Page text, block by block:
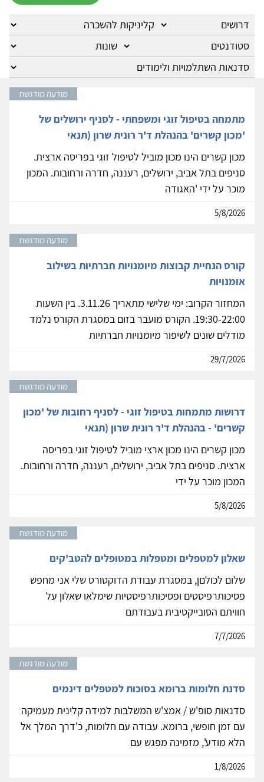
מודעה מודגשת
מתמחה בטיפול זוגי ומשפחתי - לסניף ירושלים של
'מכון קשרים' בהנהלת ד'ר רונית שרון (תנאי
מכון קשרים הינו מכון מוביל לטיפול זוגי בפריסה ארצית.
סניפים בתל אביב, ירושלים, רעננה, חדרה ורחובות. המכון
מוכר על ידי 'האגודה
5/8/2026
מודעה מודגשת
קורס הנחיית קבוצות מיומנויות חברתיות בשילוב
אומנויות
המחזור הקרוב: ימי שלישי מתאריך 3.11.26. בין השעות
19:30-22:00. הקורס מועבר בזום במסגרת הקורס נלמד
מודלים שונים לשיפור מיומנויות חברתיות
29/7/2026
מודעה מודגשת
דרושות מתמחות בטיפול זוגי - לסניף רחובות של 'מכון
קשרים' - בהנהלת ד'ר רונית שרון (תנאי
מכון קשרים הינו מכון ארצי מוביל לטיפול זוגי בפריסה
ארצית. סניפים בתל אביב, ירושלים, רעננה, חדרה ורחובות.
המכון מוכר על ידי
5/8/2026
מודעה מודגשת
שאלון למטפלים ומטפלות במטופלים להטב'קים
שלום לכולםן, במסגרת עבודת הדוקטורט שלי אני מחפש
פסיכותרפיסטים ופסיכותרפיסטיות שימלאו שאלון על
חוויתם הסובייקטיבית בעבודתם
7/7/2026
מודעה מודגשת
סדנת חלומות ברומא בסוכות למטפלים דינמים
סדנאות סופ'ש / אמצ'ש המשלבות למידה קלינית מעמיקה
עם זמן חופשי, ברומא. עבודה עם חלומות, כ'דרך המלך אל
הלא מודע', מזמינה מפגש עם
1/8/2026